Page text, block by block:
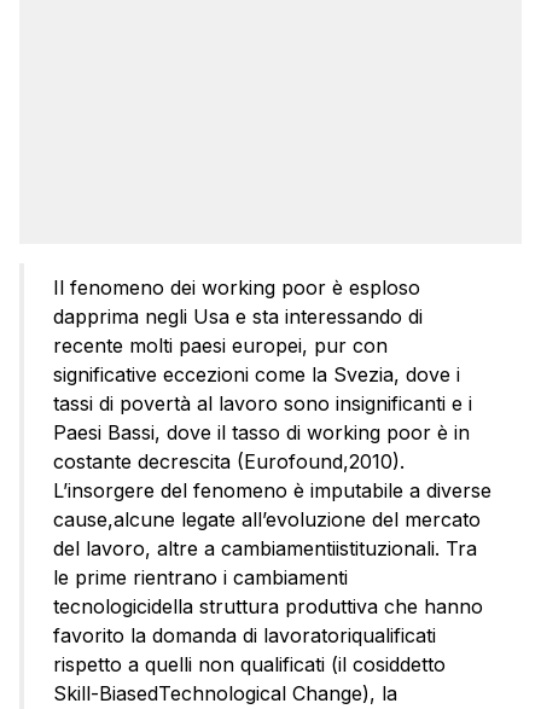
Il fenomeno dei working poor è esploso
dapprima negli Usa e sta interessando di
recente molti paesi europei, pur con
significative eccezioni come la Svezia, dove i
tassi di povertà al lavoro sono insignificanti e i
Paesi Bassi, dove il tasso di working poor è in
costante decrescita (Eurofound,2010).
L’insorgere del fenomeno è imputabile a diverse
cause,alcune legate all’evoluzione del mercato
del lavoro, altre a cambiamentiistituzionali. Tra
le prime rientrano i cambiamenti
tecnologicidella struttura produttiva che hanno
favorito la domanda di lavoratoriqualificati
rispetto a quelli non qualificati (il cosiddetto
Skill-BiasedTechnological Change), la